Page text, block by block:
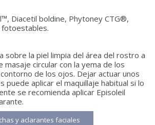
Diacetil boldine, Phytoney CTG®,
fotoestables.
sobre la piel limpia del área del rostro a
masaje circular con la yema de los
de los ojos. Dejar actuar unos
puede aplicar el maquillaje habitual si lo
se recomienda aplicar Episoleil
y aclarantes faciales